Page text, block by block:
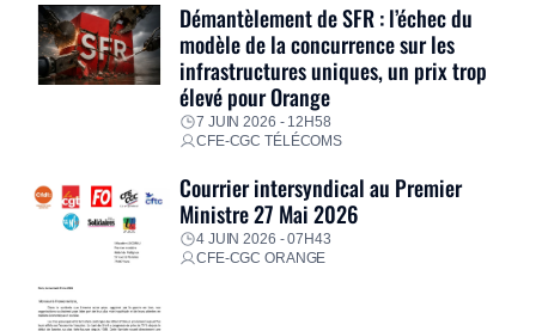
Démantèlement de SFR : l’échec du
modèle de la concurrence sur les
infrastructures uniques, un prix trop
élevé pour Orange
7 JUIN 2026 - 12H58
CFE-CGC TÉLÉCOMS
Courrier intersyndical au Premier
Ministre 27 Mai 2026
4 JUIN 2026 - 07H43
CFE-CGC ORANGE